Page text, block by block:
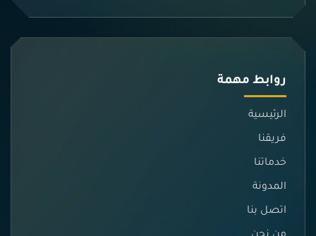
روابط مهمة
الرئيسية
فريقنا
خدماتنا
المدونة
اتصل بنا